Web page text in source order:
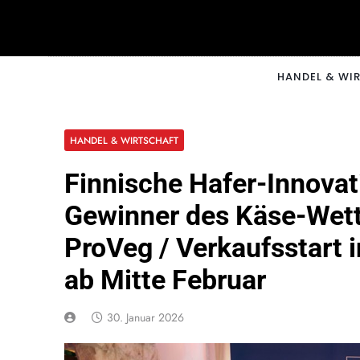
HANDEL &
HANDEL & WIRTSCHAFT
Finnische Hafer-
Gewinner des Käse-
ProVeg / Verkaufsstart
ab Mitte Februar
30. Januar 2026